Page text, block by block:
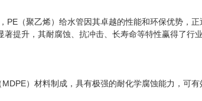
（聚乙烯）给水管因其卓越的性能和环保优势，正
著提升，其耐腐蚀、抗冲击、长寿命等特性赢得了
）材料制成，具有极强的耐化学腐蚀能力，可
。